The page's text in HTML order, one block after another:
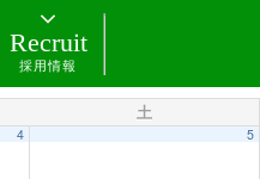
Recruit
採用情報
土
4 5